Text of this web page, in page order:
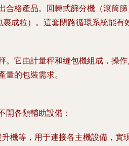
格產品。 回轉式篩分機 （滾筒
成粒）。這套閉路循環系統能有
。它由計量秤和縫包機組成，操
的包裝需求。
開各類輔助設備：
升機等，用于連接各主機設備，實